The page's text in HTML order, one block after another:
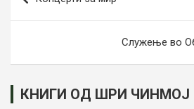
navigation
Служење во
КНИГИ ОД ШРИ ЧИНМОЈ